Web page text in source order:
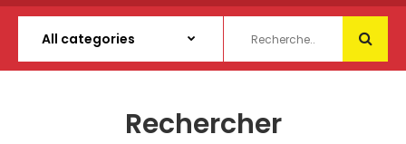
Rechercher